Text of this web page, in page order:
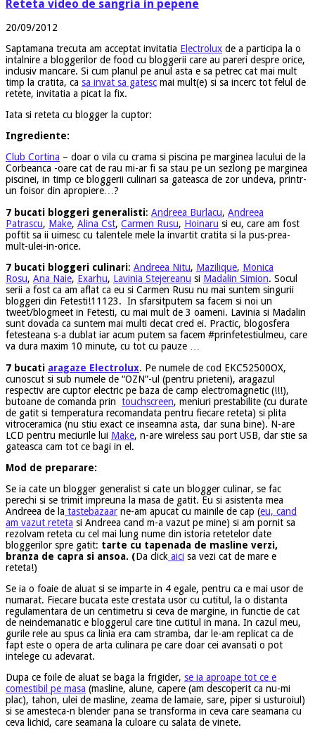
Reteta video de sangria in pepene
20/09/2012
Saptamana trecuta am acceptat invitatia Electrolux de a participa la o
intalnire a bloggerilor de food cu bloggerii care au pareri despre orice,
inclusiv mancare. Si cum planul pe anul asta e sa petrec cat mai mult
timp la cratita, ca sa invat sa gatesc mai mult(e) si sa incerc tot felul de
retete, invitatia a picat la fix.
Iata si reteta cu blogger la cuptor:
Ingrediente:
Club Cortina – doar o vila cu crama si piscina pe marginea lacului de la
Corbeanca -oare cat de rau mi-ar fi sa stau pe un sezlong pe marginea
piscinei, in timp ce bloggerii culinari sa gateasca de zor undeva, printr-
un foisor din apropiere…?
7 bucati bloggeri generalisti: Andreea Burlacu, Andreea
Patrascu, Make, Alina Cst, Carmen Rusu, Hoinaru si eu, care am fost
poftit sa ii uimesc cu talentele mele la invartit cratita si la pus-prea-
mult-ulei-in-orice.
7 bucati bloggeri culinari: Andreea Nitu, Mazilique, Monica
Rosu, Ana Naie, Exarhu, Lavinia Stejereanu si Madalin Simion. Socul
serii a fost ca am aflat ca eu si Carmen Rusu nu mai suntem singurii
bloggeri din Fetesti!11123. In sfarsitputem sa facem si noi un
tweet/blogmeet in Fetesti, cu mai mult de 3 oameni. Lavinia si Madalin
sunt dovada ca suntem mai multi decat cred ei. Practic, blogosfera
fetesteana s-a dublat iar acum putem sa facem #prinfetestiulmeu, care
va dura maxim 10 minute, cu tot cu pauze …
7 bucati aragaze Electrolux. Pe numele de cod EKC52500OX,
cunoscut si sub numele de “OZN”-ul (pentru prieteni), aragazul
respectiv are cuptor electric pe baza de camp electromagnetic (!!!),
butoane de comanda prin touchscreen, meniuri prestabilite (cu durate
de gatit si temperatura recomandata pentru fiecare reteta) si plita
vitroceramica (nu stiu exact ce inseamna asta, dar suna bine). N-are
LCD pentru meciurile lui Make, n-are wireless sau port USB, dar stie sa
gateasca cam tot ce bagi in el.
Mod de preparare:
Se ia cate un blogger generalist si cate un blogger culinar, se fac
perechi si se trimit impreuna la masa de gatit. Eu si asistenta mea
Andreea de la tastebazaar ne-am apucat cu mainile de cap (eu, cand
am vazut reteta si Andreea cand m-a vazut pe mine) si am pornit sa
rezolvam reteta cu cel mai lung nume din istoria retetelor date
bloggerilor spre gatit: tarte cu tapenada de masline verzi,
branza de capra si ansoa. (Da click aici sa vezi cat de mare e
reteta!)
Se ia o foaie de aluat si se imparte in 4 egale, pentru ca e mai usor de
numarat. Fiecare bucata este crestata usor cu cutitul, la o distanta
regulamentara de un centimetru si ceva de margine, in functie de cat
de neindemanatic e bloggerul care tine cutitul in mana. In cazul meu,
gurile rele au spus ca linia era cam stramba, dar le-am replicat ca de
fapt este o opera de arta culinara pe care doar cei avansati o pot
intelege cu adevarat.
Dupa ce foile de aluat se baga la frigider, se ia aproape tot ce e
comestibil pe masa (masline, alune, capere (am descoperit ca nu-mi
plac), tahon, ulei de masline, zeama de lamaie, sare, piper si usturoiul)
si se amesteca-n blender pana se transforma in ceva care seamana cu
ceva lichid, care seamana la culoare cu salata de vinete.